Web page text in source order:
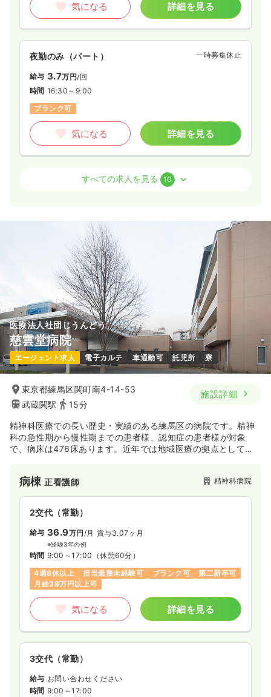
気になる 詳細を見る
給与
時間
気になる 詳細を見る
8:30～17:30
年間休日123日
4週8休以上
月給36万円以上可
気になる 詳細を見る
救急外来正看護師
日勤のみ（常勤） 一時募集休止
給与 28.6万円〜/月 賞与3.2ヶ月
※一例
時間 8:30～17:30
土日祝休み
年間休日123日 月給28万円以上可
気になる 詳細を見る
2交代（常勤） 一時募集休止
給与 31.9万円〜
※一例
8:30～17:30
土日祝休み
年間休日123日
気になる
気になる 詳細を見る
夜勤のみ（パート） 一時募集休止
給与 3.7万円/回
時間 16:30～9:00
ブランク可
気になる 詳細を見る
正看護師
万円〜/月 賞与4ヶ月
※経験3年の例
8:30～17:15
年間休日122日
4週8休以上
月給38万円以上可
気になる 詳細を見る
夜勤のみ（パート） 一時募集休止
給与 3.6万円/回
時間 16:30～9:00
ブランク可
気になる 詳細を見る
※経験3年の例
8:30～17:15
年間休日122日
4週8休以上
気になる
オペ室(手術室)正看護師 一般病院
2交代（常勤）
給与 34.5万円〜/月 賞与4ヶ月
※経験4年の例
すべての求人を見る 10
医療法人社団じうんどう
慈雲堂病院
エージェント求人 電子カルテ 車通勤可 託児所 寮
東京都練馬区関町南4-14-53
武蔵関駅
15分
施設詳細
精神科医療での長い歴史・実績のある練馬区の病院です。精神
科の急性期から慢性期までの患者様、認知症の患者様が対象
で、病床は476床あります。近年では地域医療の拠点としてデ
病棟正看護師 精神科病院
2交代（常勤）
給与 36.9万円 /月 賞与3.07ヶ月
※経験3年の例
時間 9:00～17:00 （休憩60分）
4週8休以上
担当業務未経験可 ブランク可
第二新卒可
月給38万円以上可
気になる 詳細を見る
3交代（常勤）
給与 お問い合わせください
時間 9:00～17:00